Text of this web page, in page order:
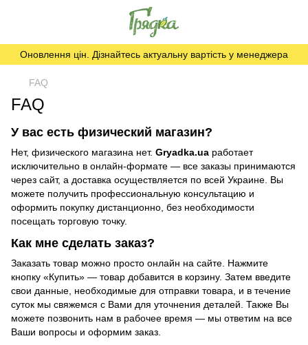
Оновлення цін. Дізнайтесь актуальну вартість у менеджера
FAQ
FAQ
У вас есть физический магазин?
Нет, физического магазина нет. Gryadka.ua работает
исключительно в онлайн-формате — все заказы принимаются
через сайт, а доставка осуществляется по всей Украине. Вы
можете получить профессиональную консультацию и
оформить покупку дистанционно, без необходимости
посещать торговую точку.
Как мне сделать заказ?
Заказать товар можно просто онлайн на сайте. Нажмите
кнопку «Купить» — товар добавится в корзину. Затем введите
свои данные, необходимые для отправки товара, и в течение
суток мы свяжемся с Вами для уточнения деталей. Также Вы
можете позвонить нам в рабочее время — мы ответим на все
Ваши вопросы и оформим заказ.